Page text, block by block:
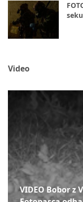
Video
VIDEO Bobor z